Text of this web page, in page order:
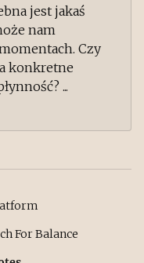
jest jakaś
nam
Czy
konkretne
...
For Balance